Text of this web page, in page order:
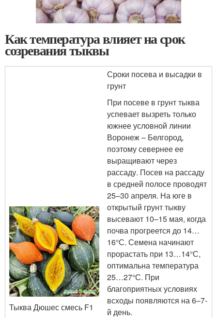
Как температура влияет на срок
созревания тыквы
Тыква Дюшес смесь F1
Сроки посева и высадки в
грунт
При посеве в грунт тыква
успевает вызреть только
южнее условной линии
Воронеж – Белгород,
поэтому севернее ее
выращивают через
рассаду. Посев на рассаду
в средней полосе проводят
25–30 апреля. На юге в
открытый грунт тыкву
высевают 10–15 мая, когда
почва прогреется до 14…
16°С. Семена начинают
прорастать при 13…14°С,
оптимальна температура
25…27°С. При
благоприятных условиях
всходы появляются на 6–7-
й день.